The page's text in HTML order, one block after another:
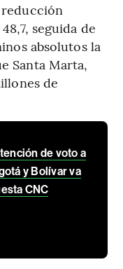
seguida de
absolutos la
Santa Marta,
de
de voto a
y Bolívar va
CNC